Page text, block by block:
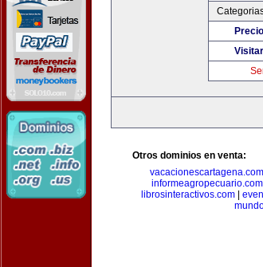
Otros dominios en venta:
vacacionescartagena.com
informeagropecuario.com
librosinteractivos.com|